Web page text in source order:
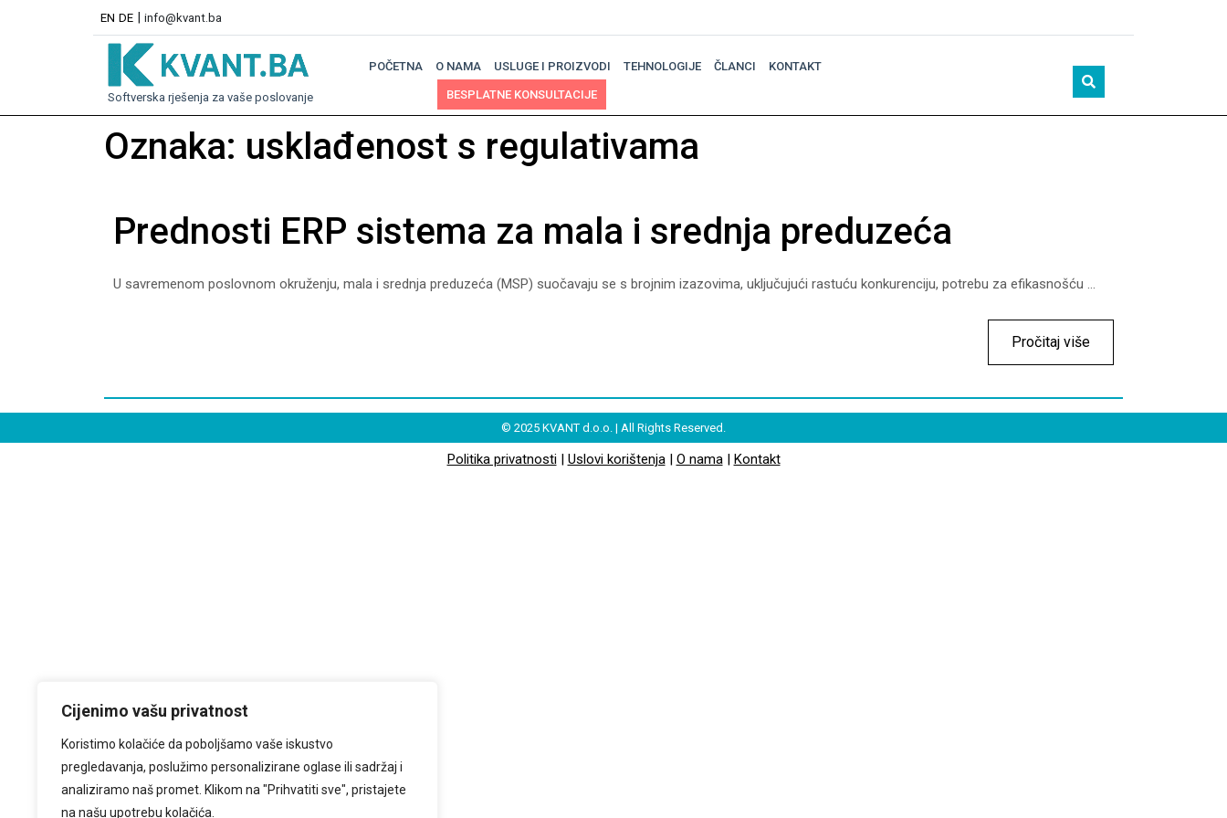
Cijenimo vašu privatnost
Koristimo kolačiće da poboljšamo vaše iskustvo
pregledavanja, poslužimo personalizirane oglase ili sadržaj i
analiziramo naš promet. Klikom na "Prihvatiti sve", pristajete
na našu upotrebu kolačića.
EN DE | info@kvant.ba
Softverska rješenja za vaše poslovanje
POČETNA O NAMA USLUGE I PROIZVODI TEHNOLOGIJE ČLANCI KONTAKT
BESPLATNE KONSULTACIJE
Oznaka: usklađenost s regulativama
Prednosti ERP sistema za mala i srednja preduzeća
U savremenom poslovnom okruženju, mala i srednja preduzeća (MSP) suočavaju se s brojnim izazovima, uključujući rastuću konkurenciju, potrebu za efikasnošću ...
Pročitaj više
© 2025 KVANT d.o.o. | All Rights Reserved.
Politika privatnosti| Uslovi korištenja| O nama| Kontakt